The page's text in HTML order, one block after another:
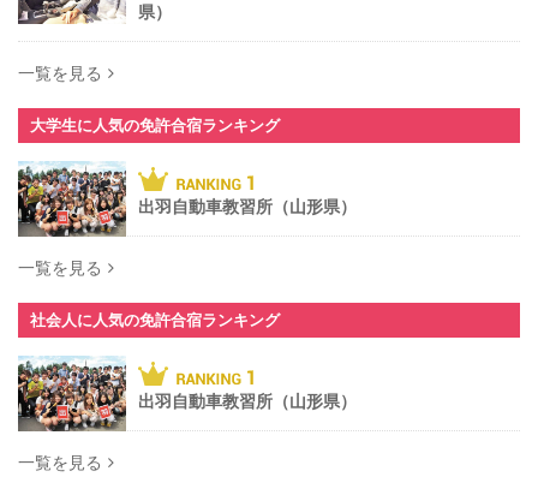
一覧を見る
県）
大学生に人気の免許合宿ランキング
一覧を見る
出羽自動車教習所（山形県）
社会人に人気の免許合宿ランキング
一覧を見る
出羽自動車教習所（山形県）